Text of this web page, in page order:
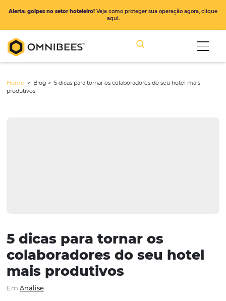
5 dicas para tornar os
Alerta: golpes no setor hoteleiro!Veja como proteger sua operação